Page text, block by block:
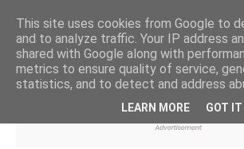
This site uses cookies from Google to
and to analyze traffic. Your IP address
shared with Google along with
metrics to ensure quality of service,
statistics, and to detect and address
LEARN MORE GOT IT